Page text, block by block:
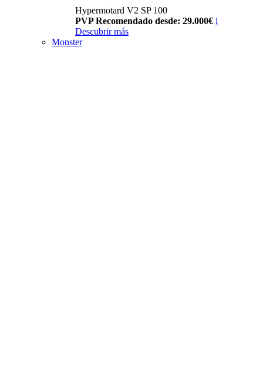
Hypermotard V2 SP 100
PVP Recomendado desde: 29.000€ i
Descubrir más
Monster